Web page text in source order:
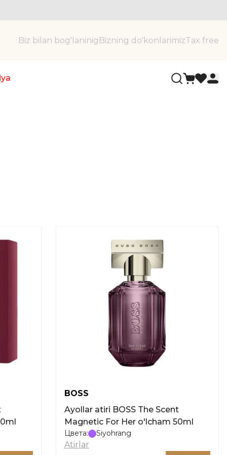
Biz bilan bog'laninig Bizning do'konlarimizTax free
BOSS
Ayollar atiri BOSS The Scent
Magnetic For Her o'lcham 50ml
Цвета: Siyohrang
Atirlar